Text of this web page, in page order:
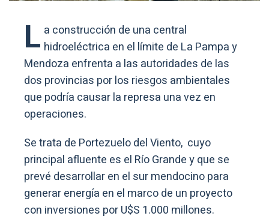
L a construcción de una central
hidroeléctrica en el límite de La Pampa y
Mendoza enfrenta a las autoridades de las
dos provincias por los riesgos ambientales
que podría causar la represa una vez en
operaciones.
Se trata de Portezuelo del Viento, cuyo
principal afluente es el Río Grande y que se
prevé desarrollar en el sur mendocino para
generar energía en el marco de un proyecto
con inversiones por U$S 1.000 millones.